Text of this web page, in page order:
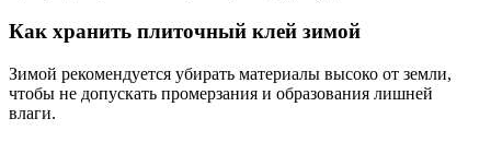
Как хранить плиточный клей зимой
Зимой рекомендуется убирать материалы высоко от земли,
чтобы не допускать промерзания и образования лишней
влаги.